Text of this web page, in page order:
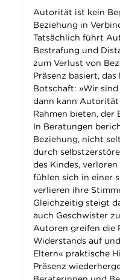
Autorität ist kein
Beziehung in
Tatsächlich führt
Bestrafung und
zum Verlust von
Präsenz basiert,
Botschaft: »Wir
dann kann Autorität
Rahmen bieten, der
In Beratungen
Beziehung, nicht
durch
des Kindes,
fühlen sich in einer
verlieren ihre
Gleichzeitig steigt
auch Geschwister
Autoren greifen die
Widerstands auf
Eltern« praktische
Präsenz